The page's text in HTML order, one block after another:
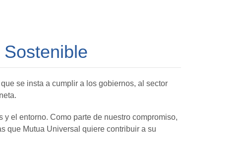
se insta a cumplir a los gobiernos, al sector
el entorno. Como parte de nuestro compromiso,
que Mutua Universal quiere contribuir a su